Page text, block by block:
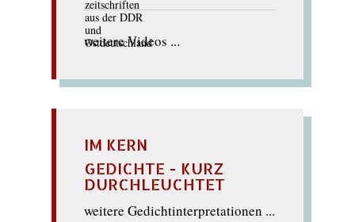
weitere Videos ...
IM KERN
GEDICHTE - KURZ
DURCHLEUCHTET
weitere Gedichtinterpretationen ...